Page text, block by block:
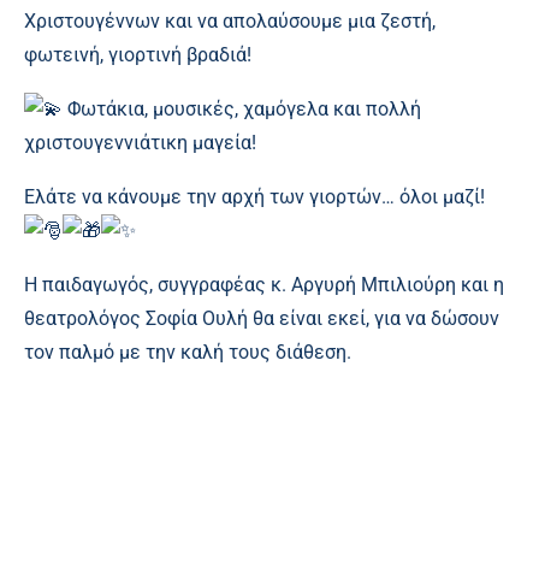
Χριστουγέννων και να απολαύσουμε μια ζεστή,
φωτεινή, γιορτινή βραδιά!
Φωτάκια, μουσικές, χαμόγελα και πολλή
χριστουγεννιάτικη μαγεία!
Ελάτε να κάνουμε την αρχή των γιορτών… όλοι μαζί!
Η παιδαγωγός, συγγραφέας κ. Αργυρή Μπιλιούρη και η
θεατρολόγος Σοφία Ουλή θα είναι εκεί, για να δώσουν
τον παλμό με την καλή τους διάθεση.